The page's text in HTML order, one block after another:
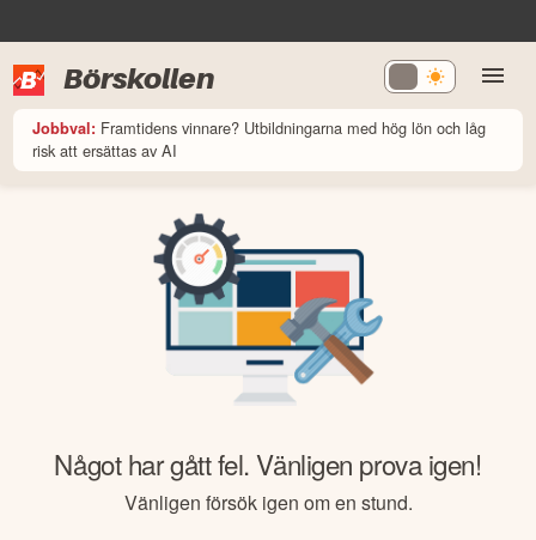
Börskollen
Jobbval: Framtidens vinnare? Utbildningarna med hög lön och låg
risk att ersättas av AI
Något har gått fel. Vänligen prova igen!
Vänligen försök igen om en stund.